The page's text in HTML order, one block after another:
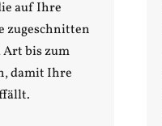
auf Ihre
zugeschnitten
Art bis zum
damit Ihre